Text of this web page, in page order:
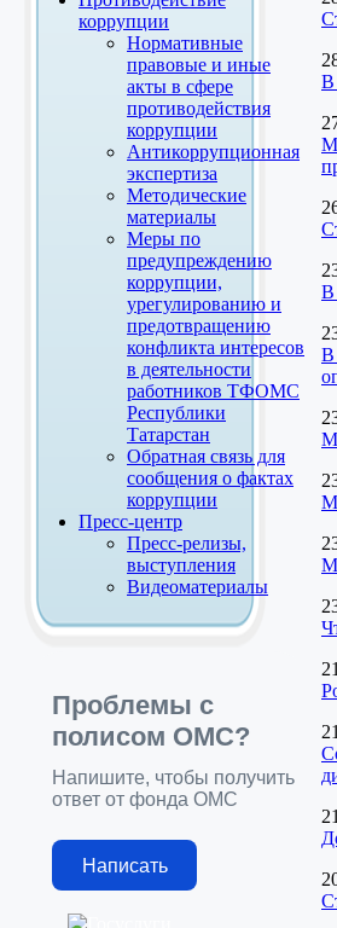
коррупции
Нормативные
правовые и иные
акты в сфере
противодействия
коррупции
Антикоррупционная
экспертиза
Методические
материалы
Меры по
предупреждению
коррупции,
урегулированию и
предотвращению
конфликта интересов
в деятельности
работников ТФОМС
Республики
Татарстан
Обратная связь для
сообщения о фактах
коррупции
Пресс-центр
Пресс-релизы,
выступления
Видеоматериалы
Проблемы с
полисом ОМС?
Напишите, чтобы получить
ответ от фонда ОМС
Написать
В
В
В